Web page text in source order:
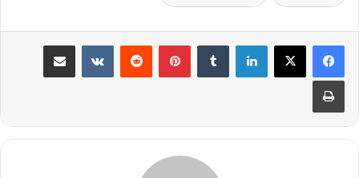
لينكدإن بينتيريست
مشاركة عبر البريد
طباعة